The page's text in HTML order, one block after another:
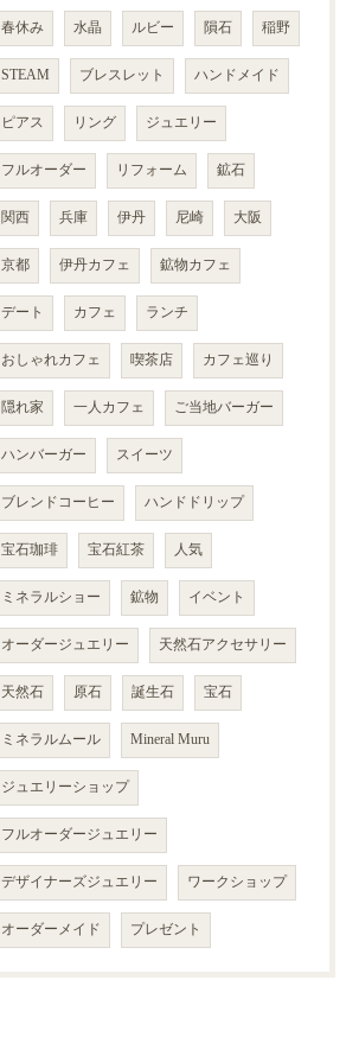
春休み 水晶 ルビー 隕石 稲野
STEAM ブレスレット ハンドメイド
ピアス リング ジュエリー
フルオーダー リフォーム 鉱石
関西 兵庫 伊丹 尼崎 大阪
京都 伊丹カフェ 鉱物カフェ
デート カフェ ランチ
おしゃれカフェ 喫茶店 カフェ巡り
隠れ家 一人カフェ ご当地バーガー
ハンバーガー スイーツ
ブレンドコーヒー ハンドドリップ
宝石珈琲 宝石紅茶 人気
ミネラルショー 鉱物 イベント
オーダージュエリー 天然石アクセサリー
天然石 原石 誕生石 宝石
ミネラルムール Mineral Muru
ジュエリーショップ
フルオーダージュエリー
デザイナーズジュエリー ワークショップ
オーダーメイド プレゼント